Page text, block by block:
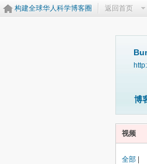
构建全球华人科学博客圈 返回首页
博
视频
全部